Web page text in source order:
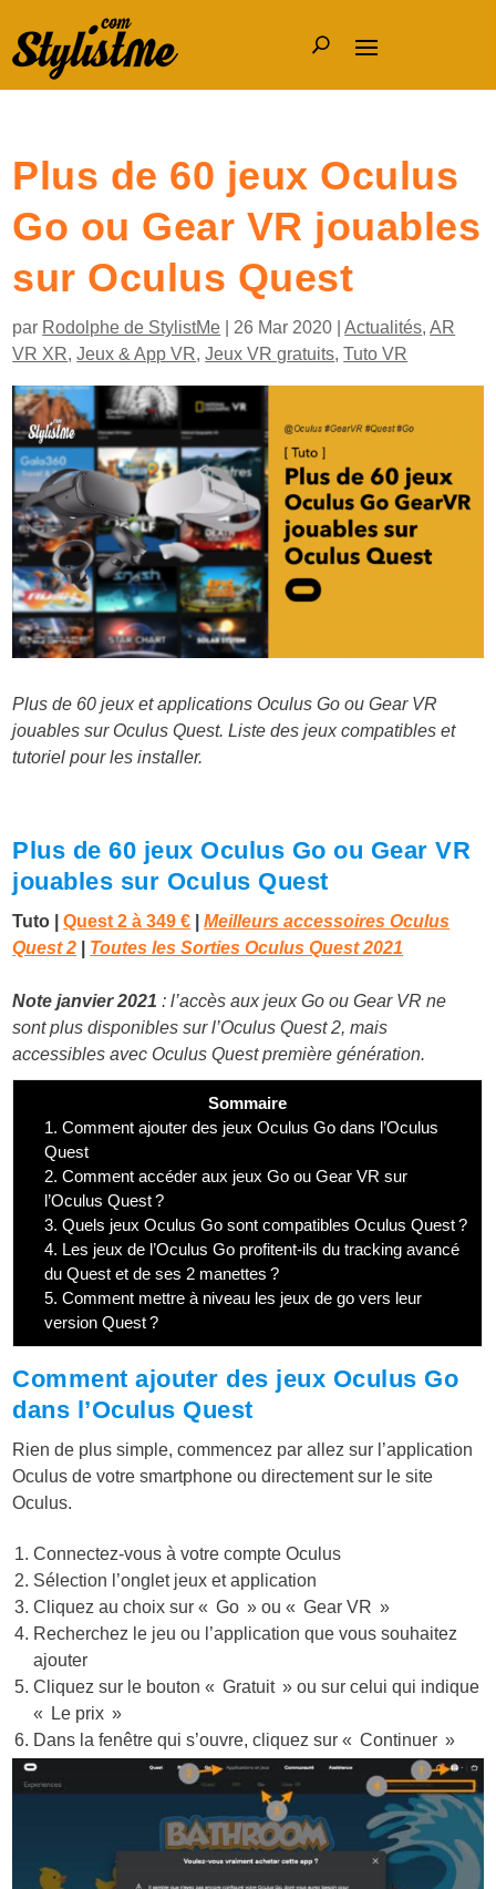
Plus de 60 jeux Oculus
Go ou Gear VR jouables
sur Oculus Quest
par Rodolphe de StylistMe 26 Mar 2020 |Actualités,AR
VR XR,Jeux & App VR,Jeux VR gratuits,Tuto VR
Plus de 60 jeux et applications Oculus Go ou Gear VR
jouables sur Oculus Quest. Liste des jeux compatibles et
tutoriel pour les installer.
Plus de 60 jeux Oculus Go ou Gear VR
jouables sur Oculus Quest
Tuto |Quest 2 à349 € |Meilleurs accessoires Oculus
Quest 2
Toutes les Sorties Oculus Quest 2021
Note janvier 2021 : l’accès aux jeux Go ou Gear VR ne
sont plus disponibles sur l’Oculus Quest 2, mais
accessibles avec Oculus Quest première génération.
Sommaire
1. Comment ajouter des jeux Oculus Go dans l’Oculus
Quest
2. Comment accéder aux jeux Go ou Gear VR sur
l’Oculus Quest ?
3. Quels jeux Oculus Go sont compatibles Oculus Quest ?
4. Les jeux de l’Oculus Go profitent-ils du tracking avancé
du Quest et de ses 2 manettes ?
5. Comment mettre à niveau les jeux de go vers leur
version Quest ?
Comment ajouter des jeux Oculus Go
dans l’Oculus Quest
Rien de plus simple, commencez par allez sur l’application
Oculus de votre smartphone ou directement sur le site
Oculus.
Connectez-vous à votre compte Oculus
Sélection l’onglet jeux et application
Cliquez au choix sur « Go » ou « Gear VR »
Recherchez le jeu ou l’application que vous souhaitez
ajouter
Cliquez sur le bouton « Gratuit » ou sur celui qui indique
« Le prix »
Dans la fenêtre qui s’ouvre, cliquez sur « Continuer »